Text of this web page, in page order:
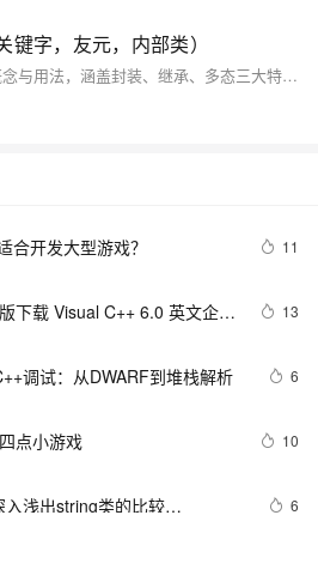
字，友元，内部类）
本文介绍了C++中类的核心概念与用法，涵盖封装、继承、多态三大特性。重点讲解了类的定义（`class`与`struct`）、访问限定符（`private`、`public`、`protected`）、类的作用域及成员函数的声明与定义分离。同时深入探讨了类的大小计算、`this`指针、默认成员函数（构造函数、析构函数、拷贝构造、赋值重载）以及运算符重载等内容。 文章还详细分析了`explicit`关键字的作用、静态成员（变量与函数）、友元（友元函数与友元类）的概念及其使用场景，并简要介绍了内部类的特性。
合开发大型游戏？ 11
下载 Visual C++ 6.0 英文企业
13
调试：从DWARF到堆栈解析 6
点小游戏 10
入浅出string类的比较
6
（VS2019实现），附带完整